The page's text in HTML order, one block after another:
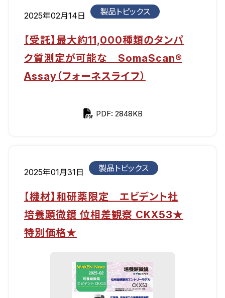
2025年02月14日 製品トピックス
【受託】最大約11,000種類のタンパ
ク質測定が可能な SomaScan®
Assay（フォーネスライフ）
PDF: 2848KB
2025年01月31日 製品トピックス
【機材】和研薬限定 エビデント社
培養顕微鏡 位相差観察 CKX53★
特別価格★